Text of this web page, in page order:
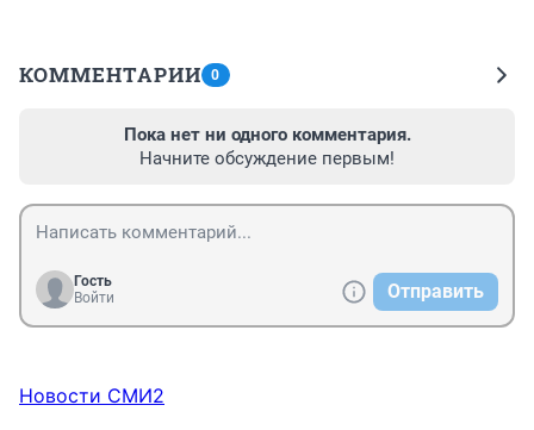
КОММЕНТАРИИ 0
Пока нет ни одного комментария.
Начните обсуждение первым!
Гость
Войти
Отправить
Новости СМИ2